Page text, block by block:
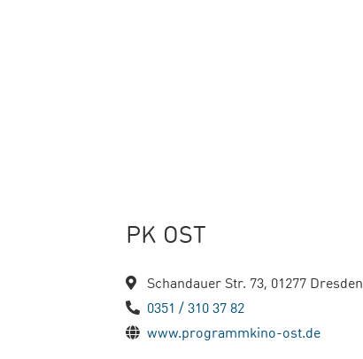
PK OST
Schandauer Str. 73, 01277 Dresden
0351 / 310 37 82
www.programmkino-ost.de